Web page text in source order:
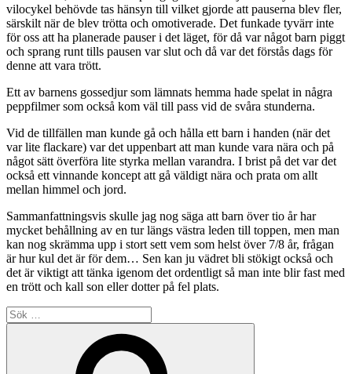
vilocykel behövde tas hänsyn till vilket gjorde att pauserna blev fler,
särskilt när de blev trötta och omotiverade. Det funkade tyvärr inte
för oss att ha planerade pauser i det läget, för då var något barn piggt
och sprang runt tills pausen var slut och då var det förstås dags för
denne att vara trött.
Ett av barnens gossedjur som lämnats hemma hade spelat in några
peppfilmer som också kom väl till pass vid de svåra stunderna.
Vid de tillfällen man kunde gå och hålla ett barn i handen (när det
var lite flackare) var det uppenbart att man kunde vara nära och på
något sätt överföra lite styrka mellan varandra. I brist på det var det
också ett vinnande koncept att gå väldigt nära och prata om allt
mellan himmel och jord.
Sammanfattningsvis skulle jag nog säga att barn över tio år har
mycket behållning av en tur längs västra leden till toppen, men man
kan nog skrämma upp i stort sett vem som helst över 7/8 år, frågan
är hur kul det är för dem… Sen kan ju vädret bli stökigt också och
det är viktigt att tänka igenom det ordentligt så man inte blir fast med
en trött och kall son eller dotter på fel plats.
Sök
efter: